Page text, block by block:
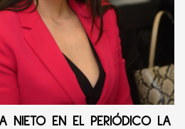
NIETO EN EL PERIÓDICO LA